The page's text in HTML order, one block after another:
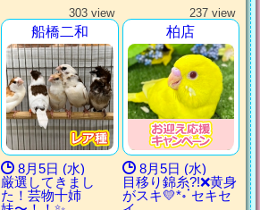
303 view
船橋二和
8月5日 (水)
厳選してきまし
た！芸物十姉
237 view
柏店
8月5日 (水)
目移り錦糸?!‪❌黄身
がスキ💛*॰ॱセキセ